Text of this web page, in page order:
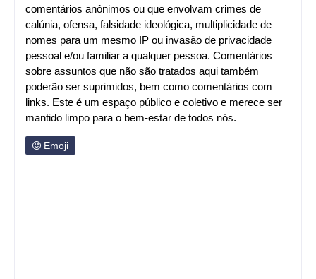
comentários anônimos ou que envolvam crimes de
calúnia, ofensa, falsidade ideológica, multiplicidade de
nomes para um mesmo IP ou invasão de privacidade
pessoal e/ou familiar a qualquer pessoa. Comentários
sobre assuntos que não são tratados aqui também
poderão ser suprimidos, bem como comentários com
links. Este é um espaço público e coletivo e merece ser
mantido limpo para o bem-estar de todos nós.
Emoji